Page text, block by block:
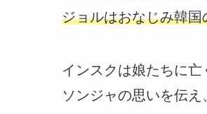
ジョルはおなじみ韓
インスクは娘たちに亡
ソンジャの思いを伝え